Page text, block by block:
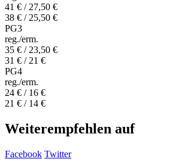
41 € / 27,50 €
38 € / 25,50 €
PG3
reg./erm.
35 € / 23,50 €
31 € / 21 €
PG4
reg./erm.
24 € / 16 €
21 € / 14 €
Weiterempfehlen auf
Facebook Twitter